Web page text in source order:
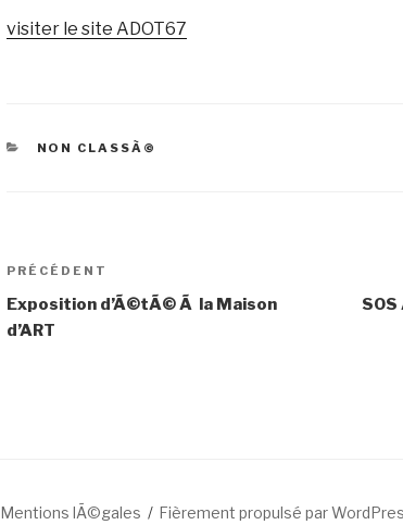
visiter le site ADOT67
CATÉGORIES
NON CLASSÃ©
Navigation
de
l’article
Article
précédent
PRÉCÉDENT
Exposition d’Ã©tÃ© Ã la Maison
d’ART
Mentions lÃ©gales Fièrement propulsé par